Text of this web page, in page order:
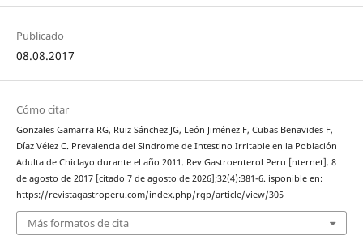
Publicado
08.08.2017
Cómo citar
Gonzales Gamarra RG, Ruiz Sánchez JG, León Jiménez F, Cubas Benavides F,
Díaz Vélez C. Prevalencia del Sindrome de Intestino Irritable en la Población
Adulta de Chiclayo durante el año 2011. Rev Gastroenterol Peru [nternet]. 8
de agosto de 2017 [citado 7 de agosto de 2026];32(4):381-6. isponible en:
https://revistagastroperu.com/index.php/rgp/article/view/305
Más formatos de cita